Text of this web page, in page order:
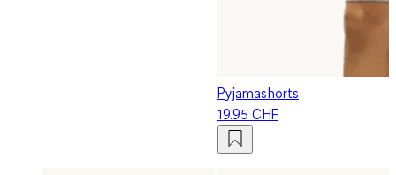
Pyjamashorts
19.95 CHF